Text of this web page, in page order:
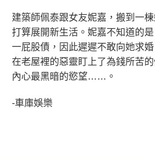
建築師佩泰跟女友妮嘉，搬到一棟
打算展開新生活。妮嘉不知道的
一屁股債，因此遲遲不敢向她求
在老屋裡的惡靈盯上了為錢所苦
內心最黑暗的慾望……。
-車庫娛樂